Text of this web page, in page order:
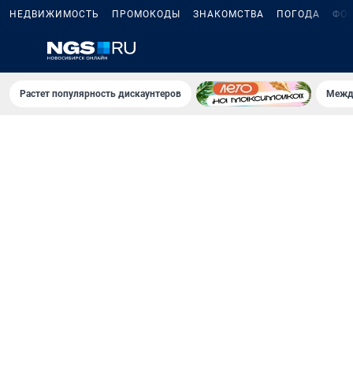
НЕДВИЖИМОСТЬ ПРОМОКОДЫ ЗНАКОМСТВА ПОГОДА
Растет популярность дискаунтеров